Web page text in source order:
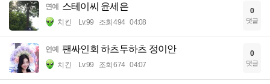
연예 스테이씨 윤세은
치킨 Lv.99 조회 494 04:08
0
댓글
연예 팬싸인회 하츠투하츠 정이안
치킨 Lv.99 조회 674 04:07
0
댓글